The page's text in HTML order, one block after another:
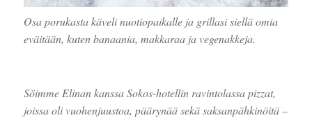
Osa porukasta käveli nuotiopaikalle ja grillasi siellä omia
eväitään, kuten banaania, makkaraa ja vegenakkeja.
Söimme Elinan kanssa Sokos-hotellin ravintolassa pizzat,
joissa oli vuohenjuustoa, päärynää sekä saksanpähkinöitä –